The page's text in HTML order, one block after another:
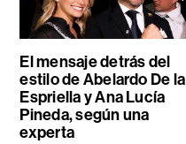
El mensaje detrás del
estilo de Abelardo De la
Espriella y Ana Lucía
Pineda, según una
experta